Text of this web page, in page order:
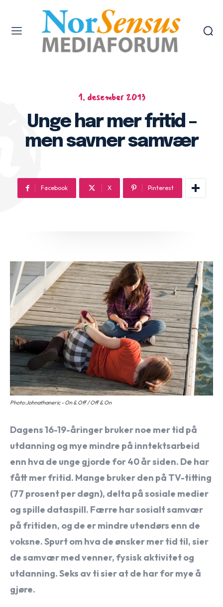
1. desember 2013
Unge har mer fritid –
men savner samvær
Facebook X Pinterest
Photo:Johnathaneric - On & Off / Off & On
Dagens 16-19-åringer bruker noe mer tid på
utdanning og mye mindre på inntektsarbeid
enn hva de unge gjorde for 40 år siden. De har
fått mer fritid. Mange bruker den på TV-titting
(77 prosent per døgn), delta på sosiale medier
og spille dataspill. Færre har sosialt samvær
på fritiden, og de er mindre utendørs enn de
voksne. Spurt om hva de ønsker mer tid til, sier
de samvær med venner, fysisk aktivitet og
utdanning. Seks av ti sier at de har for mye å
gjøre.